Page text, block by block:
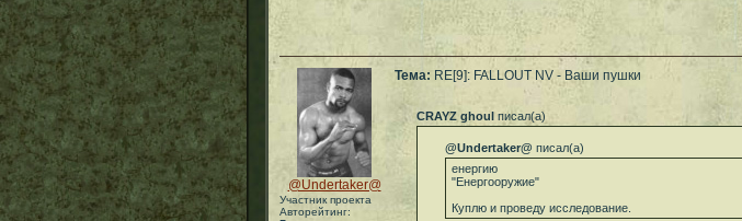
@Undertaker@
Участник проекта
Авторейтинг:
Тема: RE[9]: FALLOUT NV - Ваши пушки
CRAYZ ghoul писал(а)
@Undertaker@ писал(а)
енергию
"Енергооружие"
Куплю и проведу исследование.